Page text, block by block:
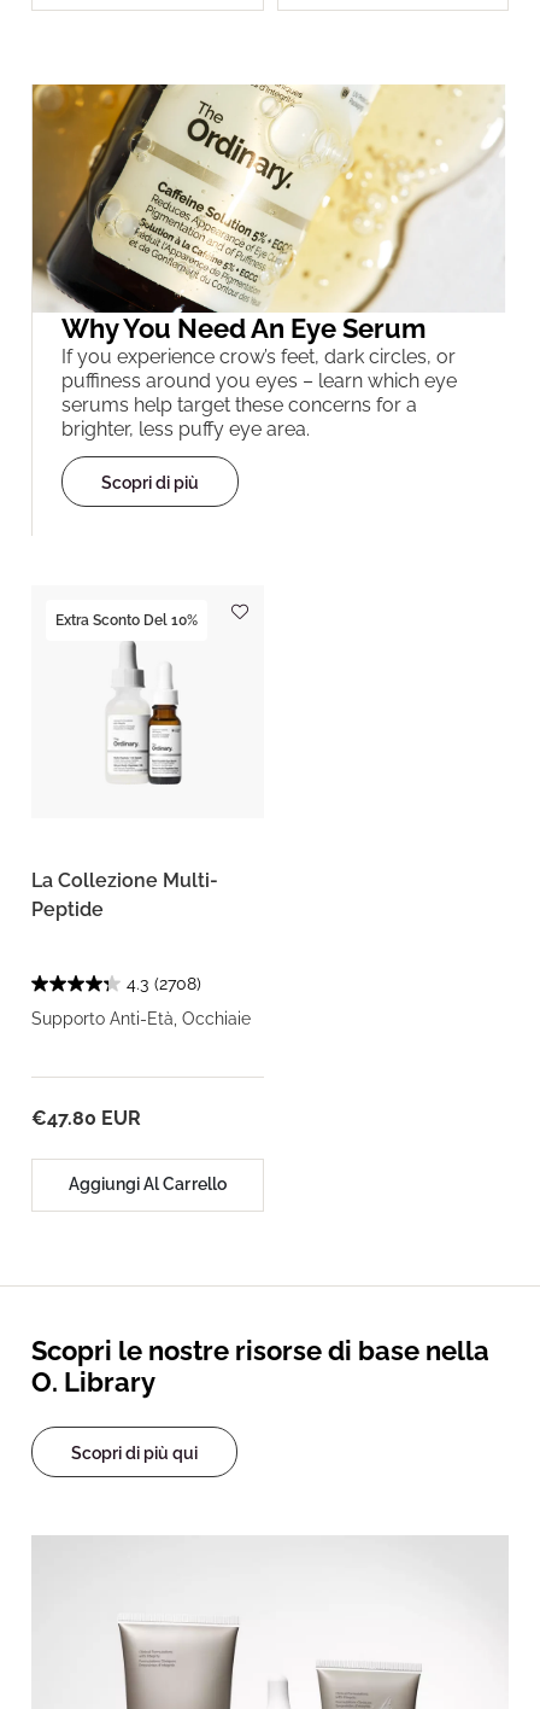
Why You Need An Eye Serum
If you experience crow’s feet, dark circles, or
puffiness around you eyes – learn which eye
serums help target these concerns for a
brighter, less puffy eye area.
Scopri di più
Extra Sconto Del 10%
La Collezione Multi-
Peptide
4.3 (2708)
Supporto Anti-Età, Occhiaie
€47.80 EUR
Aggiungi Al Carrello
Scopri le nostre risorse di base nella
O. Library
Scopri di più qui